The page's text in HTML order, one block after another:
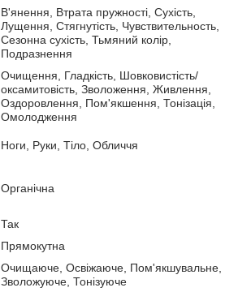
В'янення, Втрата пружності, Сухість,
Лущення, Стягнутість, Чувствительность,
Сезонна сухість, Тьмяний колір,
Подразнення
Очищення, Гладкість, Шовковистість/
оксамитовість, Зволоження, Живлення,
Оздоровлення, Пом'якшення, Тонізація,
Омолодження
Ноги, Руки, Тіло, Обличчя
Органічна
Так
Прямокутна
Очищаюче, Освіжаюче, Пом'якшувальне,
Зволожуюче, Тонізуюче